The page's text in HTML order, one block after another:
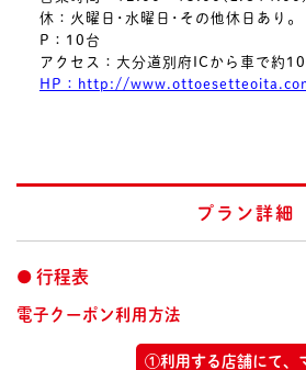
休：火曜日･水曜日･その他休日あり。
P：10台
アクセス：大分道別府ICから車で約
HP：http://
プラン詳細
行程表
電子クーポン利用方法
①利用する店舗にて、